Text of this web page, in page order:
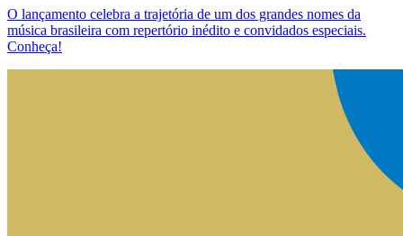
O lançamento celebra a trajetória de um dos grandes nomes da
música brasileira com repertório inédito e convidados especiais.
Conheça!